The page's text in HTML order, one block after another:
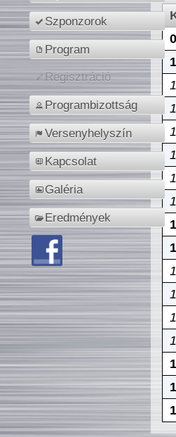
Szponzorok
Program
Regisztráció
Programbizottság
Versenyhelyszín
Kapcsolat
Galéria
Eredmények